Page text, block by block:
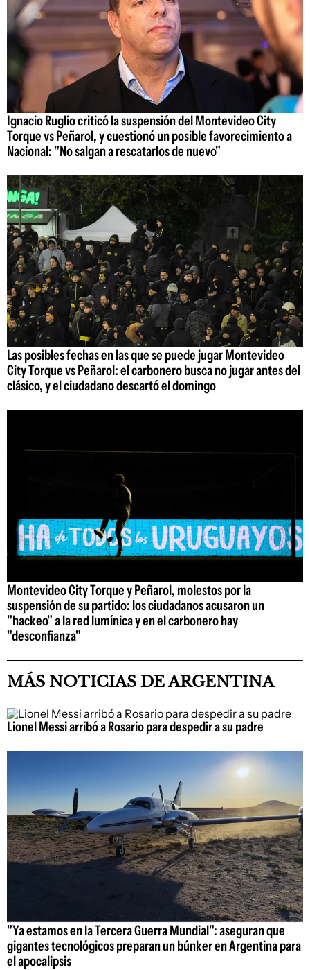
Ignacio Ruglio criticó la suspensión del Montevideo City
Torque vs Peñarol, y cuestionó un posible favorecimiento a
Nacional: "No salgan a rescatarlos de nuevo"
Las posibles fechas en las que se puede jugar Montevideo
City Torque vs Peñarol: el carbonero busca no jugar antes del
clásico, y el ciudadano descartó el domingo
Montevideo City Torque y Peñarol, molestos por la
suspensión de su partido: los ciudadanos acusaron un
"hackeo" a la red lumínica y en el carbonero hay
"desconfianza"
MÁS NOTICIAS DE ARGENTINA
Lionel Messi arribó a Rosario para despedir a su padre
"Ya estamos en la Tercera Guerra Mundial": aseguran que
gigantes tecnológicos preparan un búnker en Argentina para
el apocalipsis